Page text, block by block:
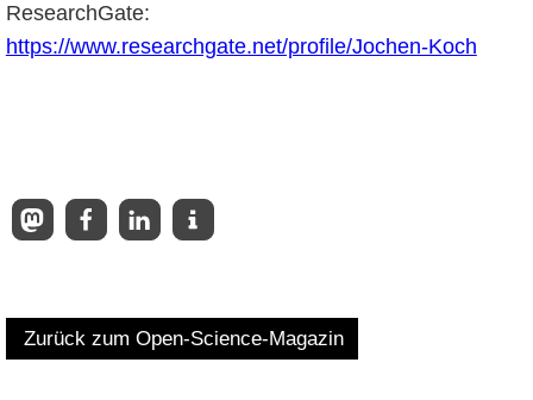
ResearchGate:
https://www.researchgate.net/profile/Jochen-Koch
Zurück zum Open-Science-Magazin